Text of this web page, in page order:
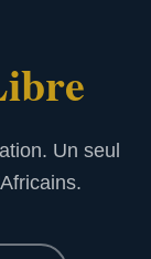
Un seul